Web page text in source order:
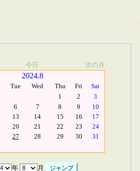
今日 次の月
2024.8
Tue Wed Thu Fri
Sat
1
2
3
6 7 8 9
10
13 14 15 16
17
20 21 22 23
24
27 28 29 30 31
年 月